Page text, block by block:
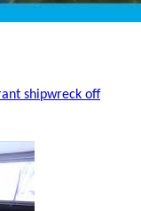
shipwreck off